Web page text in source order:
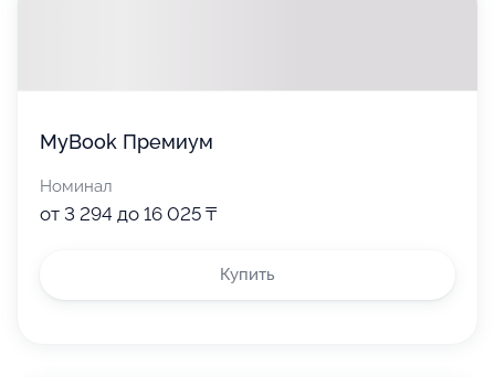
MyBook Премиум
Номинал
от 3 294 до 16 025 ₸
Купить